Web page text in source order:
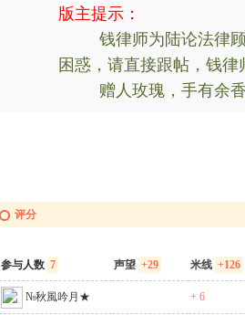
版主提示：
钱律师为陆论法律顾
困惑，请直接跟帖，钱律
赠人玫瑰，手有余香
评分
参与人数 7 声望 +29 米线 +126
№秋風吟月★ + 6